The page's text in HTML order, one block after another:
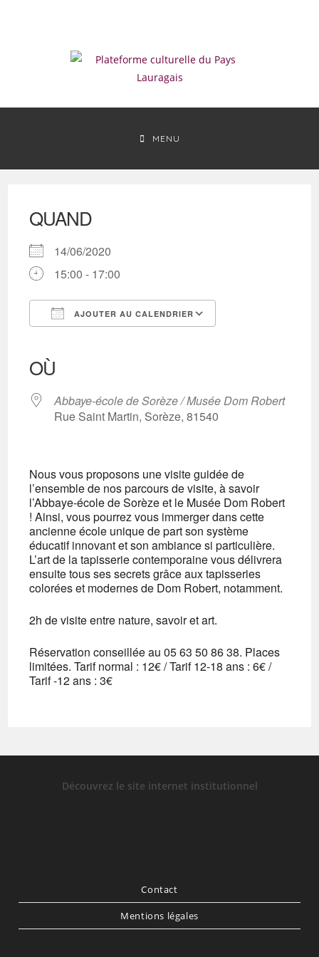
MENU
QUAND
14/06/2020
15:00 - 17:00
AJOUTER AU CALENDRIER
OÙ
Abbaye-école de Sorèze / Musée Dom Robert
Rue Saint Martin, Sorèze, 81540
Nous vous proposons une visite guidée de
l’ensemble de nos parcours de visite, à savoir
l’Abbaye-école de Sorèze et le Musée Dom Robert
! Ainsi, vous pourrez vous immerger dans cette
ancienne école unique de part son système
éducatif innovant et son ambiance si particulière.
L’art de la tapisserie contemporaine vous délivrera
ensuite tous ses secrets grâce aux tapisseries
colorées et modernes de Dom Robert, notamment.
2h de visite entre nature, savoir et art.
Réservation conseillée au 05 63 50 86 38. Places
limitées. Tarif normal : 12€ / Tarif 12-18 ans : 6€ /
Tarif -12 ans : 3€
Découvrez le site internet institutionnel
Contact
Mentions légales